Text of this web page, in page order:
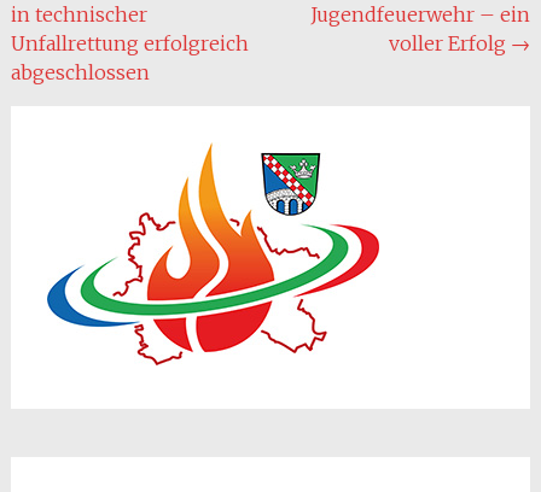
navigation
in technischer
Unfallrettung erfolgreich
abgeschlossen
Jugendfeuerwehr – ein
voller Erfolg →